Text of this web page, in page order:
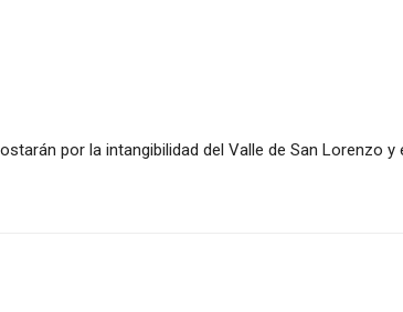
por la intangibilidad del Valle de San Lorenzo y